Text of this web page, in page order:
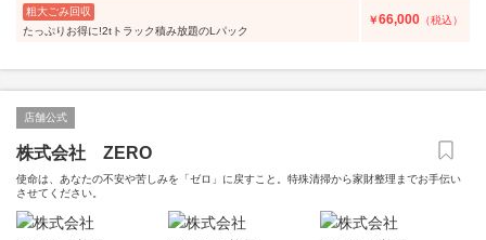
粗大ごみ回収
たっぷりお得に!2tトラック積み放題のLパック
￥66,000 （税込）
店舗公式
株式会社 ZERO
使命は、あなたの不安や苦しみを「ゼロ」に戻すこと。特殊清掃から家財整理までお手伝い
させてください。